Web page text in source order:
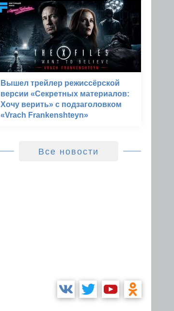
Вышел трейлер режиссёрской
версии «Секретных материалов:
Хочу верить» с подзаголовком
«Vrach Frankenshteyn»
Все новости